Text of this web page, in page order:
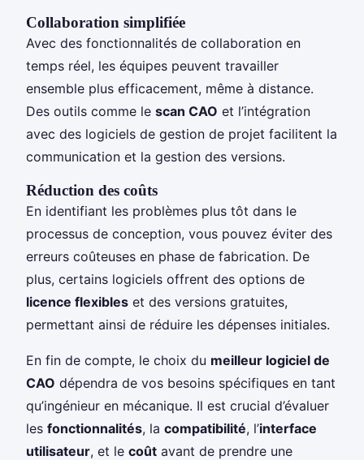
Collaboration simplifiée
Avec des fonctionnalités de collaboration en
temps réel, les équipes peuvent travailler
ensemble plus efficacement, même à distance.
Des outils comme le scan CAO et l’intégration
avec des logiciels de gestion de projet facilitent la
communication et la gestion des versions.
Réduction des coûts
En identifiant les problèmes plus tôt dans le
processus de conception, vous pouvez éviter des
erreurs coûteuses en phase de fabrication. De
plus, certains logiciels offrent des options de
licence flexibles et des versions gratuites,
permettant ainsi de réduire les dépenses initiales.
En fin de compte, le choix du meilleur logiciel de
CAO dépendra de vos besoins spécifiques en tant
qu’ingénieur en mécanique. Il est crucial d’évaluer
les fonctionnalités, la compatibilité, l’interface
utilisateur, et le coût avant de prendre une